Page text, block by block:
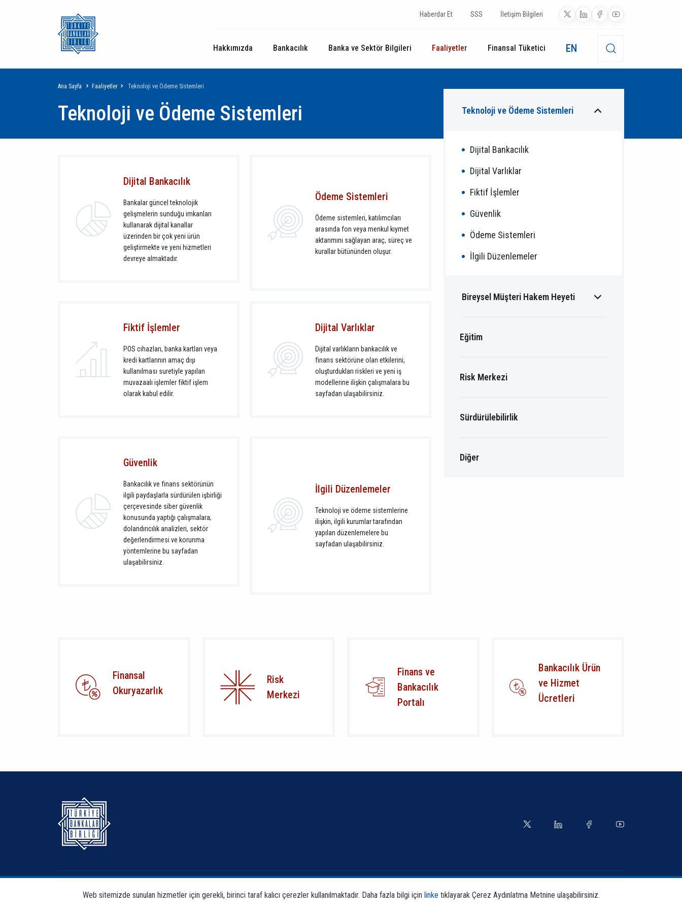
Haberdar Et SSS İletişim Bilgileri
Hakkımızda Bankacılık Banka ve Sektör Bilgileri Faaliyetler Finansal Tüketici EN
Sayfa
yolu
Ana Sayfa Faaliyetler Teknoloji ve Ödeme Sistemleri
Teknoloji ve Ödeme Sistemleri
Dijital Bankacılık
Bankalar güncel teknolojik
gelişmelerin sunduğu imkanları
kullanarak dijital kanallar
üzerinden bir çok yeni ürün
geliştirmekte ve yeni hizmetleri
devreye almaktadır.
Ödeme Sistemleri
Ödeme sistemleri, katılımcıları
arasında fon veya menkul kıymet
aktarımını sağlayan araç, süreç ve
kurallar bütününden oluşur.
Fiktif İşlemler
POS cihazları, banka kartları veya
kredi kartlarının amaç dışı
kullanılması suretiyle yapılan
muvazaalı işlemler fiktif işlem
olarak kabul edilir.
Dijital Varlıklar
Dijital varlıkların bankacılık ve
finans sektörüne olan etkilerini,
oluşturdukları riskleri ve yeni iş
modellerine ilişkin çalışmalara bu
sayfadan ulaşabilirsiniz.
Güvenlik
Bankacılık ve finans sektörünün
ilgili paydaşlarla sürdürülen işbirliği
çerçevesinde siber güvenlik
konusunda yaptığı çalışmalara;
dolandırıcılık analizleri, sektör
değerlendirmesi ve korunma
yöntemlerine bu sayfadan
ulaşabilirsiniz.
İlgili Düzenlemeler
Teknoloji ve ödeme sistemlerine
ilişkin, ilgili kurumlar tarafından
yapılan düzenlemelere bu
sayfadan ulaşabilirsiniz.
Teknoloji ve Ödeme Sistemleri
Dijital Bankacılık
Dijital Varlıklar
Fiktif İşlemler
Güvenlik
Ödeme Sistemleri
İlgili Düzenlemeler
Bireysel Müşteri Hakem Heyeti
Hakem Heyeti
Yıllık Raporlar
Tanıtım Videoları
Eğitim
Risk Merkezi
Sürdürülebilirlik
Diğer
Finansal
Okuryazarlık
Risk
Merkezi
Finans ve
Bankacılık
Portalı
Bankacılık Ürün
ve Hizmet
Ücretleri
Hakkımızda Bankacılık Banka ve Sektör Bilgileri Faaliyetler Kılavuzlar
Web sitemizde sunulan hizmetler için gerekli, birinci taraf kalıcı çerezler kullanılmaktadır. Daha fazla bilgi için linke tıklayarak Çerez Aydınlatma Metnine ulaşabilirsiniz.